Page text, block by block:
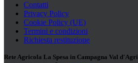
Contatti
Privacy Policy
Cookie Policy (UE)
Termini e condizioni
Richiesta restituzione
Rete Agricola La Spesa in Campagna Val d'Agri